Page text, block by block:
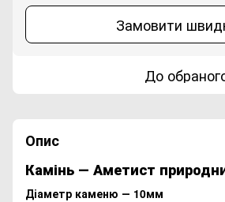
Замовити
До
Опис
Камінь ― Аметист
Діаметр каменю ― 10мм